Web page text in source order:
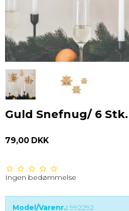
Guld Snefnug/ 6 Stk.
79,00 DKK
Ingen bedømmelse
Model/Varenr.: 992292